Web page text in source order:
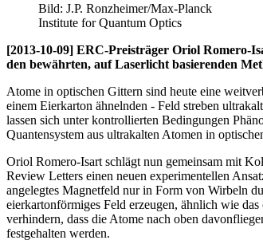
Bild: J.P. Ronzheimer/Max-Planck
Institute for Quantum Optics
[2013-10-09] ERC-Preisträger Oriol Romero-
den bewährten, auf Laserlicht basierenden
Atome in optischen Gittern sind heute eine
einem Eierkarton ähnelnden - Feld streben
lassen sich unter kontrollierten Bedingungen
Quantensystem aus ultrakalten Atomen in
Oriol Romero-Isart schlägt nun gemeinsam mit
Review Letters einen neuen experimentellen
angelegtes Magnetfeld nur in Form von Wirbeln
eierkartonförmiges Feld erzeugen, ähnlich wie
verhindern, dass die Atome nach oben
festgehalten werden.